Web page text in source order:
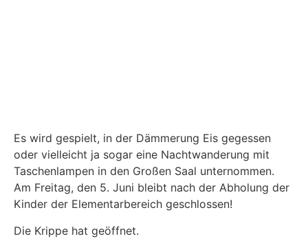
Es wird gespielt, in der Dämmerung Eis gegessen
oder vielleicht ja sogar eine Nachtwanderung mit
Taschenlampen in den Großen Saal unternommen.
Am Freitag, den 5. Juni bleibt nach der Abholung der
Kinder der Elementarbereich geschlossen!
Die Krippe hat geöffnet.